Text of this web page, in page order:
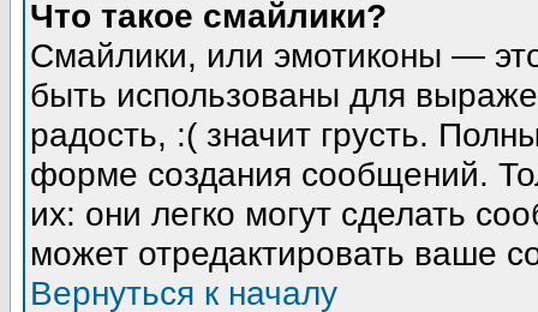
Что такое смайлики?
Смайлики, или эмотиконы —
быть использованы для
радость, :( значит грусть.
форме создания сообщений.
их: они легко могут сделать
может отредактировать ваше
Вернуться к началу